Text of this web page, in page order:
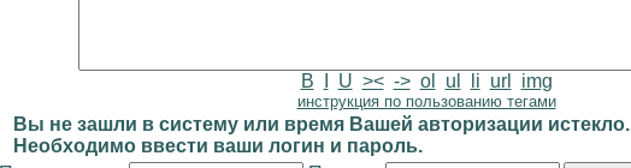
B U >< -> ol ul li url img
инструкция по пользованию тегами
Вы не зашли в систему или время Вашей авторизации истекло.
Необходимо ввести ваши логин и пароль.